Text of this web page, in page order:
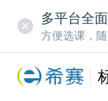
多平台全
方便选课，